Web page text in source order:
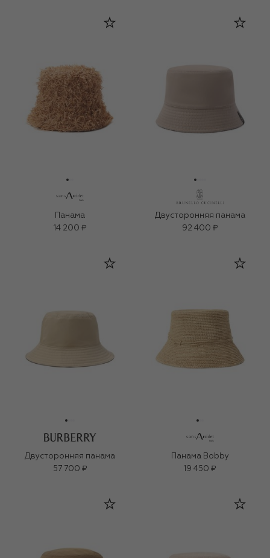
Панама
14 200 ₽
Двусторонняя панама
92 400 ₽
Двусторонняя панама
57 700 ₽
Панама Bobby
19 450 ₽